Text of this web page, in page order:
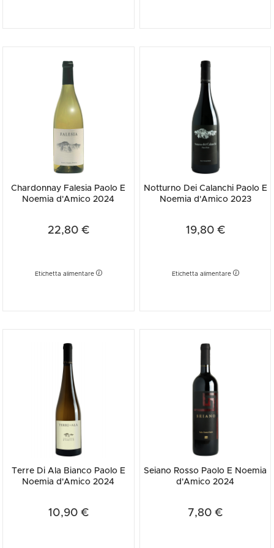
Chardonnay Falesia Paolo E
Noemia d'Amico 2024
22,80 €
Etichetta alimentare
Notturno Dei Calanchi Paolo E
Noemia d'Amico 2023
19,80 €
Etichetta alimentare
Terre Di Ala Bianco Paolo E
Noemia d'Amico 2024
10,90 €
Seiano Rosso Paolo E Noemia
d'Amico 2024
7,80 €